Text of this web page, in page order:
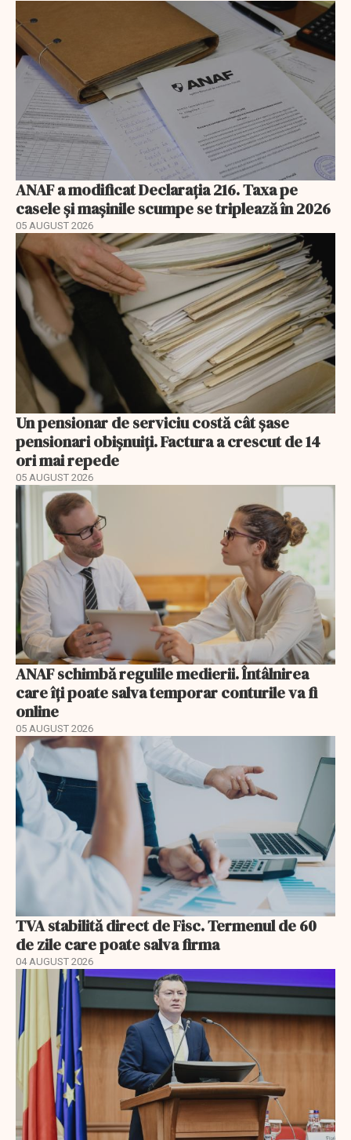
ANAF a modificat Declarația 216. Taxa pe
casele și mașinile scumpe se triplează în 2026
05 AUGUST 2026
Un pensionar de serviciu costă cât șase
pensionari obișnuiți. Factura a crescut de 14
ori mai repede
05 AUGUST 2026
ANAF schimbă regulile medierii. Întâlnirea
care îți poate salva temporar conturile va fi
online
05 AUGUST 2026
TVA stabilită direct de Fisc. Termenul de 60
de zile care poate salva firma
04 AUGUST 2026